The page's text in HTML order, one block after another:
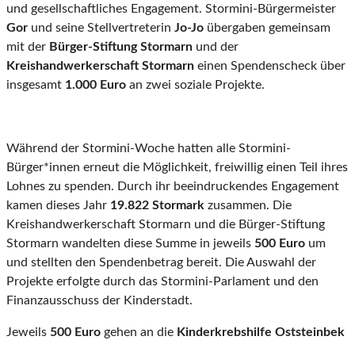
und gesellschaftliches Engagement. Stormini-Bürgermeister
Gor und seine Stellvertreterin Jo-Jo übergaben gemeinsam
mit der Bürger-Stiftung Stormarn und der
Kreishandwerkerschaft Stormarn einen Spendenscheck über
insgesamt 1.000 Euro an zwei soziale Projekte.
Während der Stormini-Woche hatten alle Stormini-
Bürger*innen erneut die Möglichkeit, freiwillig einen Teil ihres
Lohnes zu spenden. Durch ihr beeindruckendes Engagement
kamen dieses Jahr 19.822 Stormark zusammen. Die
Kreishandwerkerschaft Stormarn und die Bürger-Stiftung
Stormarn wandelten diese Summe in jeweils 500 Euro um
und stellten den Spendenbetrag bereit. Die Auswahl der
Projekte erfolgte durch das Stormini-Parlament und den
Finanzausschuss der Kinderstadt.
Jeweils 500 Euro gehen an die Kinderkrebshilfe Oststeinbek